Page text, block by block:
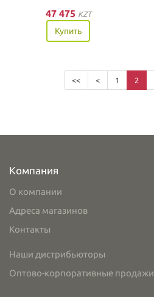
47 475 KZT
Купить
<< < 1 2
Компания
О компании
Адреса магазинов
Контакты
Наши дистрибьюторы
Оптово-корпоративные продажи